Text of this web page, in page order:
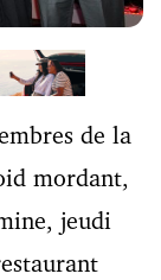
de la
mordant,
jeudi